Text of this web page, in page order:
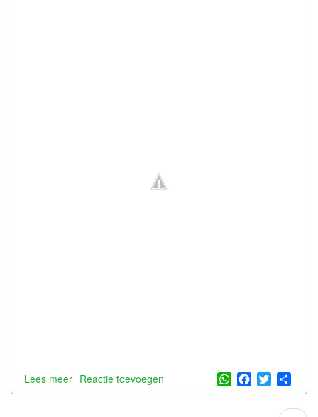
Lees meer over
Hiep
Reactie toevoegen WhatsApp
Facebook
Twitter